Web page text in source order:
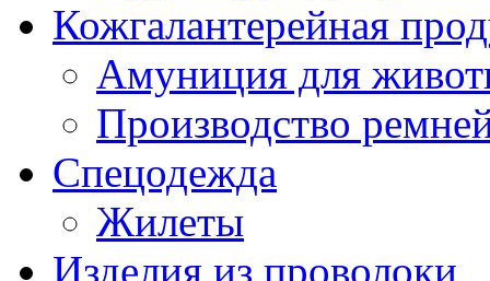
Кожгалантерейная
Амуниция для
Производство
Спецодежда
Жилеты
Изделия из проволоки